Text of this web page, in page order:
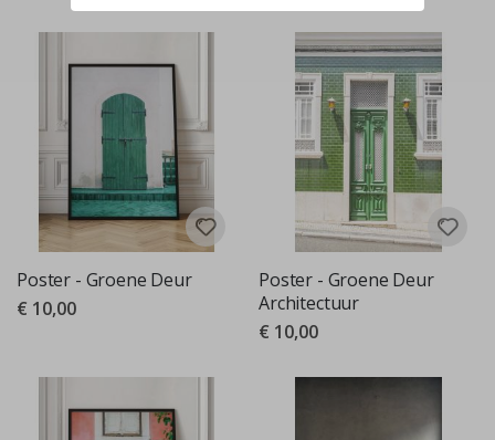
Poster - Groene Deur
€ 10,00
Poster - Groene Deur
Architectuur
€ 10,00